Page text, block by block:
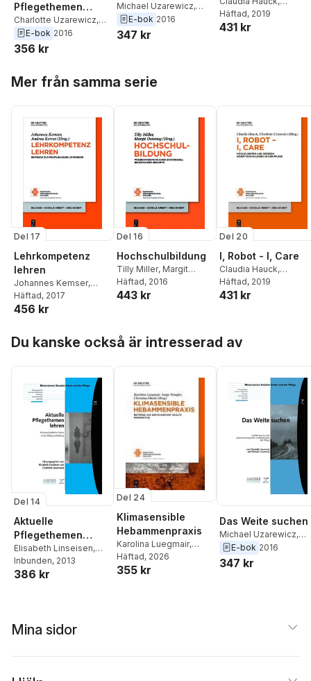
Pflegethemen
lehren
Charlotte Uzarewicz,
Elisabeth Linseisen
E-bok 2016
356 kr
Michael Uzarewicz,
Charlotte Uzarewicz
E-bok 2016
347 kr
Charlotte Uzarewicz
Häftad, 2019
431 kr
Mer från samma serie
Del 17
Lehrkompetenz
lehren
Johannes Kemser,
Andrea Kerres
Häftad, 2017
456 kr
Del 16
Hochschulbildung
Tilly Miller, Margit
Ostertag
Häftad, 2016
443 kr
Del 20
I, Robot - I, Care
Claudia Hauck,
Charlotte Uzarewicz
Häftad, 2019
431 kr
Du kanske också är intresserad av
Del 14
Aktuelle
Pflegethemen
Lehren
Elisabeth Linseisen,
Charlotte Uzarewicz
Inbunden, 2013
386 kr
Del 24
Klimasensible
Hebammenpraxis
Karolina Luegmair,
Sonja Wangler
Christina Oberle
Häftad, 2026
355 kr
Das Weite suchen
Michael Uzarewicz,
Charlotte Uzarewicz
E-bok 2016
347 kr
Mina sidor